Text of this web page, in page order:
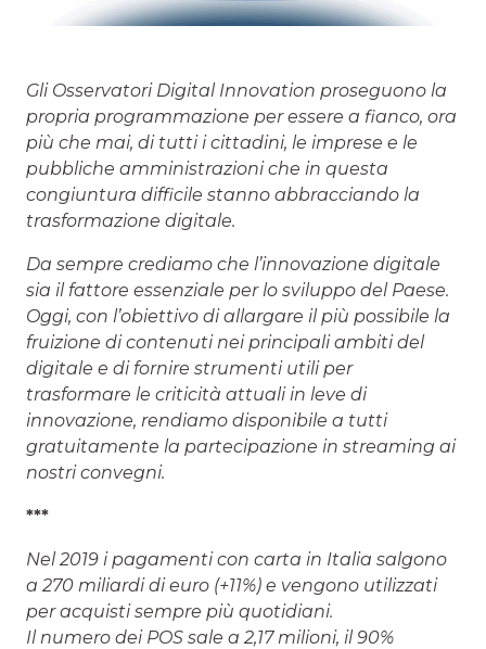
Gli Osservatori Digital Innovation proseguono la
propria programmazione per essere a fianco, ora
più che mai, di tutti i cittadini, le imprese e le
pubbliche amministrazioni che in questa
congiuntura difficile stanno abbracciando la
trasformazione digitale.
Da sempre crediamo che l’innovazione digitale
sia il fattore essenziale per lo sviluppo del Paese.
Oggi, con l’obiettivo di allargare il più possibile la
fruizione di contenuti nei principali ambiti del
digitale e di fornire strumenti utili per
trasformare le criticità attuali in leve di
innovazione, rendiamo disponibile a tutti
gratuitamente la partecipazione in streaming ai
nostri convegni.
***
Nel 2019 i pagamenti con carta in Italia salgono
a 270 miliardi di euro (+11%) e vengono utilizzati
per acquisti sempre più quotidiani.
Il numero dei POS sale a 2,17 milioni, il 90%